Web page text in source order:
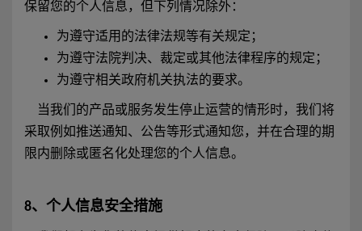
保留您的个人信息，但下列情况除外：
为遵守适用的法律法规等有关规定；
为遵守法院判决、裁定或其他法律程序的规定；
为遵守相关政府机关执法的要求。
当我们的产品或服务发生停止运营的情形时，我们将
采取例如推送通知、公告等形式通知您，并在合理的期
限内删除或匿名化处理您的个人信息。
8、个人信息安全措施